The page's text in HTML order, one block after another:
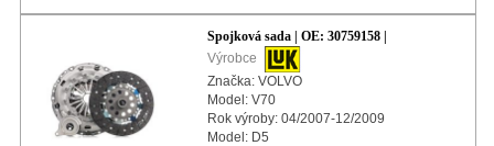
Spojková sada | OE: 30759158 |
Výrobce
Značka: VOLVO
Model: V70
Rok výroby: 04/2007-12/2009
Model: D5